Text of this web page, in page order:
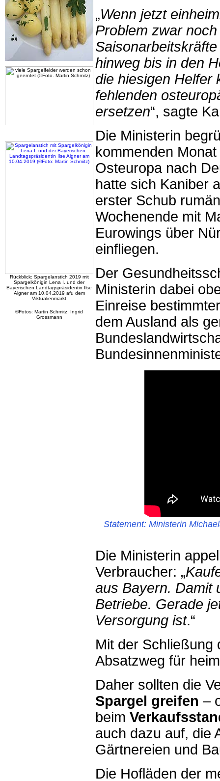
Rückblick: Spargelanstich 2019 mit
Spargelkönigin Lena I. und der
Bayerischen Landtagspräsidentin Ilse
Aigner am 10.04.2019 afu dem
Viktualienmarkt
©Fotos: Martin Schmitz, Ingrid
Grossmann
„Wenn jetzt
Problem zwar
hinweg bis in den
die hiesigen Helfer
fehlenden
ersetzen“, sagte
Die Ministerin
kommenden
Osteuropa nach
hatte sich Kaniber
erster Schub
Wochenende mit
Eurowings über
einfliegen.
Der
Ministerin dabei
Einreise
dem Ausland als
Statement: Ministerin
Die Ministerin
Verbraucher: „
aus Bayern. Damit
Betriebe. Gerade
Versorgung ist.“
Mit der Schließung
Absatzweg für
Daher sollten die
Spargel greifen –
beim
auch dazu auf, die
Gärtnereien und
Die Hofläden der